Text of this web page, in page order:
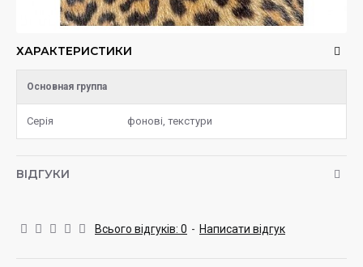
ХАРАКТЕРИСТИКИ
Основная группа
Серія фонові, текстури
ВІДГУКИ
Всього відгуків: 0 - Написати відгук